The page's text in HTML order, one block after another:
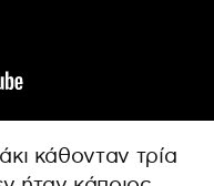
κάθονταν τρία